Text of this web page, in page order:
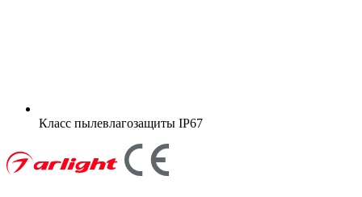
Класс пылевлагозащиты IP67